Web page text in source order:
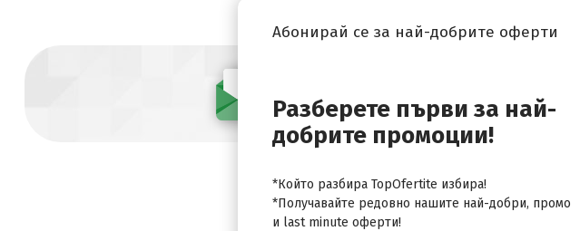
Абонирай се за най-добрите оферти
Абонирай се за най-добрите оферти
Разберете първи за най-
добрите промоции!
*Който разбира TopOfertite избира!
*Получавайте редовно нашите най-добри, промо
и last minute оферти!